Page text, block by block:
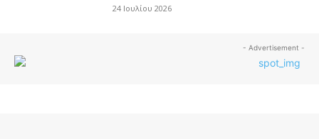
24 Ιουλίου 2026
- Advertisement -